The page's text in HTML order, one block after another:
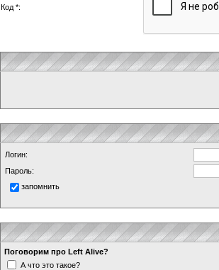
Код *:
Логин:
Пароль:
запомнить
Поговорим про Left Alive?
А что это такое?